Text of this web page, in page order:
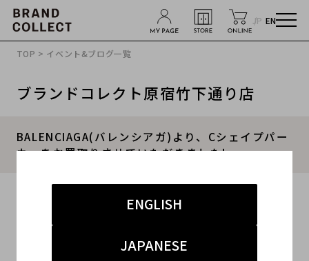
JP EN
ENGLISH
JAPANESE
TOP > イベント&ブログ一覧
ブランドコレクト原宿竹下通り店
BALENCIAGA(バレンシアガ)より、Cシェイプパー
カーをお買取りさせていただきました!
#メンズ
#second hand shop